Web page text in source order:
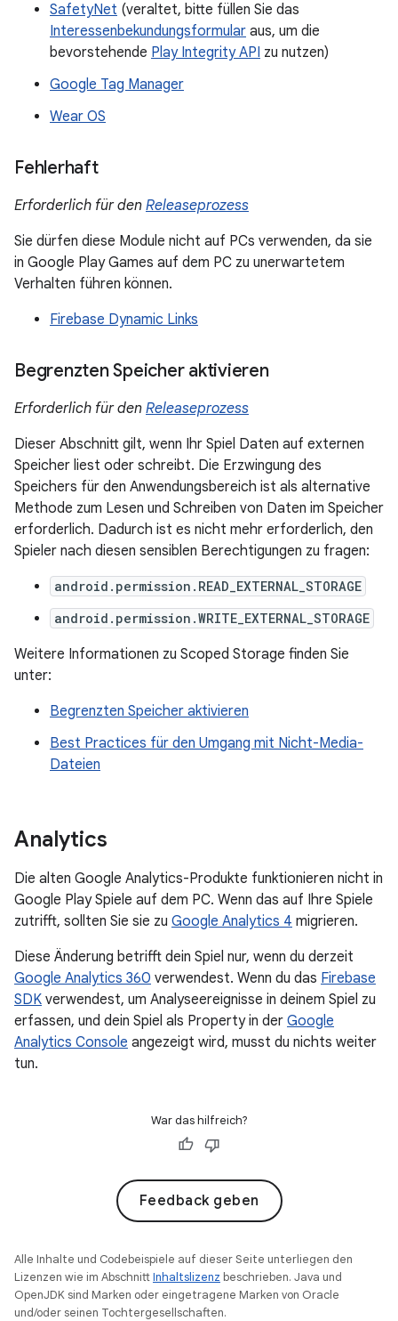
SafetyNet (veraltet, bitte füllen Sie das
Interessenbekundungsformular aus, um die
bevorstehende Play Integrity API zu nutzen)
Google Tag Manager
Wear OS
Fehlerhaft
Erforderlich für den Releaseprozess
Sie dürfen diese Module nicht auf PCs verwenden, da sie
in Google Play Games auf dem PC zu unerwartetem
Verhalten führen können.
Firebase Dynamic Links
Begrenzten Speicher aktivieren
Erforderlich für den Releaseprozess
Dieser Abschnitt gilt, wenn Ihr Spiel Daten auf externen
Speicher liest oder schreibt. Die Erzwingung des
Speichers für den Anwendungsbereich ist als alternative
Methode zum Lesen und Schreiben von Daten im Speicher
erforderlich. Dadurch ist es nicht mehr erforderlich, den
Spieler nach diesen sensiblen Berechtigungen zu fragen:
android.permission.READ_EXTERNAL_STORAGE
android.permission.WRITE_EXTERNAL_STORAGE
Weitere Informationen zu Scoped Storage finden Sie
unter:
Begrenzten Speicher aktivieren
Best Practices für den Umgang mit Nicht-Media-
Dateien
Analytics
Die alten Google Analytics-Produkte funktionieren nicht in
Google Play Spiele auf dem PC. Wenn das auf Ihre Spiele
zutrifft, sollten Sie sie zu Google Analytics 4 migrieren.
Diese Änderung betrifft dein Spiel nur, wenn du derzeit
Google Analytics 360 verwendest. Wenn du das Firebase
SDK verwendest, um Analyseereignisse in deinem Spiel zu
erfassen, und dein Spiel als Property in der Google
Analytics Console angezeigt wird, musst du nichts weiter
tun.
War das hilfreich?
Feedback geben
Alle Inhalte und Codebeispiele auf dieser Seite unterliegen den
Lizenzen wie im AbschnittInhaltslizenz beschrieben. Java und
OpenJDK sind Marken oder eingetragene Marken von Oracle
und/oder seinen Tochtergesellschaften.